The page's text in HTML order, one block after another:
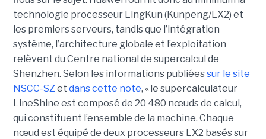
technologie processeur LingKun (Kunpeng/LX2) et
les premiers serveurs, tandis que l’intégration
système, l’architecture globale et l’exploitation
relèvent du Centre national de supercalcul de
Shenzhen. Selon les informations publiéessur le site
NSCC-SZet dans cette note, « le supercalculateur
LineShine est composé de 20 480 nœuds de calcul,
qui constituent l’ensemble de la machine. Chaque
nœud est équipé de deux processeurs LX2 basés sur